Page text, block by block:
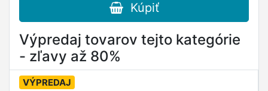
Kúpiť
Výpredaj tovarov tejto kategórie
- zľavy až 80%
VÝPREDAJ